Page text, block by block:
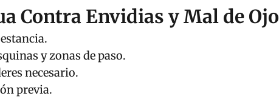
Contra Envidias y Mal de Ojo
y zonas de paso.
necesario.
previa.